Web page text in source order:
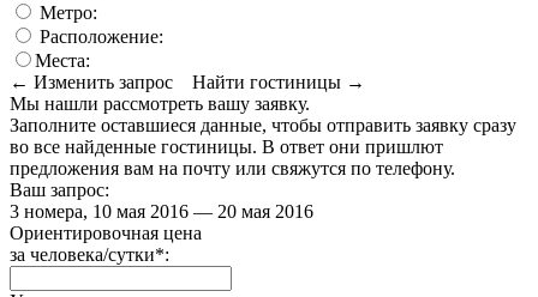
Метро:
Расположение:
Места:
← Изменить запрос
Найти гостиницы →
Мы нашли рассмотреть вашу заявку.
Заполните оставшиеся данные, чтобы отправить заявку сразу
во все найденные гостиницы. В ответ они пришлют
предложения вам на почту или свяжутся по телефону.
Ваш запрос:
3 номера, 10 мая 2016 — 20 мая 2016
Ориентировочная цена
за человека/сутки*: